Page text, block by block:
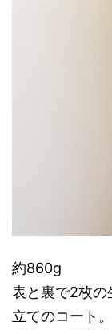
約860g
表と裏で2枚の
立てのコート。